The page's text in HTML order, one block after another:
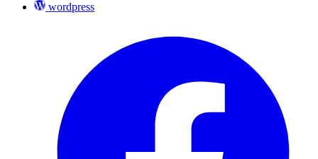
wordpress